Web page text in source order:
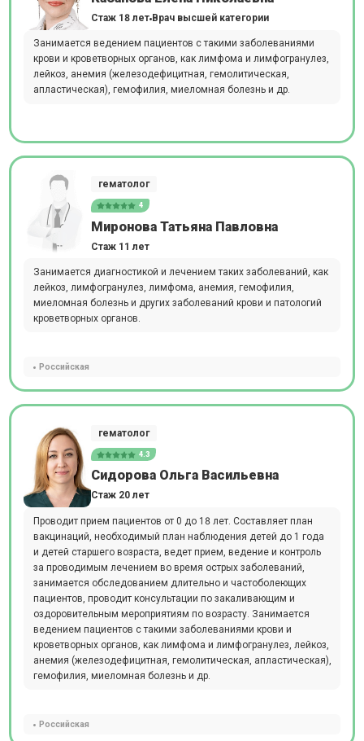
Стаж 18 лет Врач высшей категории
Занимается ведением пациентов с такими заболеваниями
крови и кроветворных органов, как лимфома и лимфогранулез,
лейкоз, анемия (железодефицитная, гемолитическая,
апластическая), гемофилия, миеломная болезнь и др.
гематолог
4
Миронова Татьяна Павловна
Стаж 11 лет
Занимается диагностикой и лечением таких заболеваний, как
лейкоз, лимфогранулез, лимфома, анемия, гемофилия,
миеломная болезнь и других заболеваний крови и патологий
кроветворных органов.
Российская
гематолог
4.3
Сидорова Ольга Васильевна
Стаж 20 лет
Проводит прием пациентов от 0 до 18 лет. Составляет план
вакцинаций, необходимый план наблюдения детей до 1 года
и детей старшего возраста, ведет прием, ведение и контроль
за проводимым лечением во время острых заболеваний,
занимается обследованием длительно и частоболеющих
пациентов, проводит консультации по закаливающим и
оздоровительным мероприятиям по возрасту. Занимается
ведением пациентов с такими заболеваниями крови и
кроветворных органов, как лимфома и лимфогранулез, лейкоз,
анемия (железодефицитная, гемолитическая, апластическая),
гемофилия, миеломная болезнь и др.
Российская